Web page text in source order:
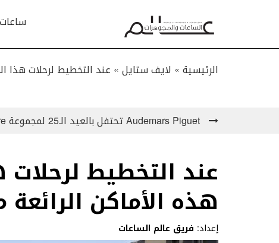
ساعات
الرئيسية » لايف ستايل» عند التخطيط لرحلات هذا
Audemars Piguet تحتفل بالعيد الـ25 لمجموعة Royal Oak Offshore
عند التخطيط لرحلات
هذه الأماكن الرائعة
إعداد: فريق عالم الساعات